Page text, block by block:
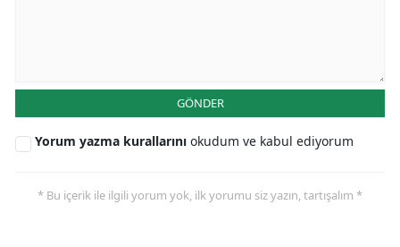
GÖNDER
Yorum yazma kurallarını okudum ve kabul ediyorum
* Bu içerik ile ilgili yorum yok, ilk yorumu siz yazın, tartışalım *